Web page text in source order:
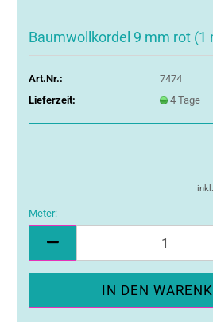
Baumwollkordel 9 mm rot (1
Art.Nr.:
7474
Lieferzeit:
4 Tage
Meter:
Meter